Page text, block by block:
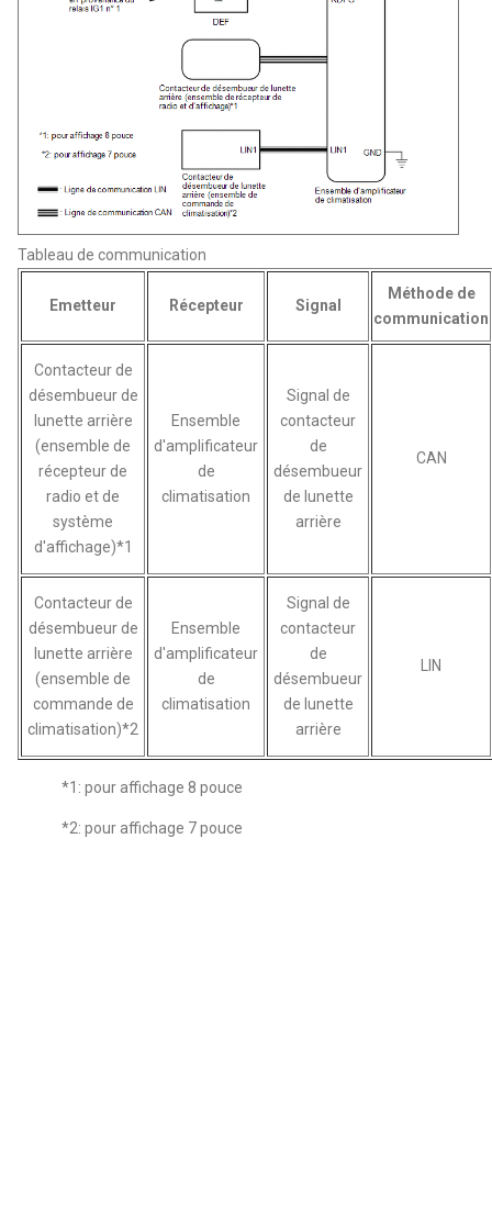
Tableau de communication
Emetteur Récepteur Signal
Méthode de
communication
Contacteur de
désembueur de
lunette arrière
(ensemble de
récepteur de
radio et de
système
d'affichage)*1
Ensemble
d'amplificateur
de
climatisation
Signal de
contacteur
de
désembueur
de lunette
arrière
CAN
Contacteur de
désembueur de
lunette arrière
(ensemble de
commande de
climatisation)*2
Ensemble
d'amplificateur
de
climatisation
Signal de
contacteur
de
désembueur
de lunette
arrière
LIN
*1: pour affichage 8 pouce
*2: pour affichage 7 pouce